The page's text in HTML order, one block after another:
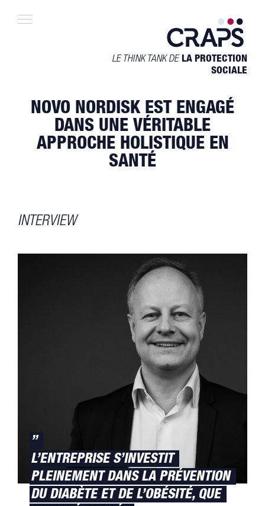
LE THINK TANK DE LA PROTECTION
SOCIALE
NOVO NORDISK EST ENGAGÉ
DANS UNE VÉRITABLE
APPROCHE HOLISTIQUE EN
SANTÉ
INTERVIEW
”
L’ENTREPRISE S’INVESTIT
PLEINEMENT DANS LA PRÉVENTION
DU DIABÈTE ET DE L’OBÉSITÉ, QUE